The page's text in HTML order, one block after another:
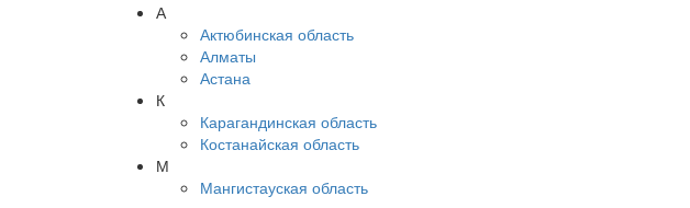
А
Актюбинская область
Алматы
Астана
К
Карагандинская область
Костанайская область
М
Мангистауская область